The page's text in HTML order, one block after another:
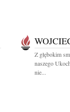
Z głębokim
naszego
nie...